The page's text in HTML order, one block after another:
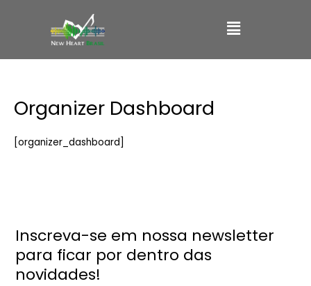
conteúdo
Main
Menu
Organizer Dashboard
[organizer_dashboard]
Inscreva-se em nossa newsletter
para ficar por dentro das
novidades!